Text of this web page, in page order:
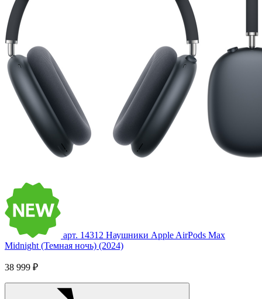
арт. 14312 Наушники Apple AirPods Max
Midnight (Темная ночь) (2024)
38 999 ₽